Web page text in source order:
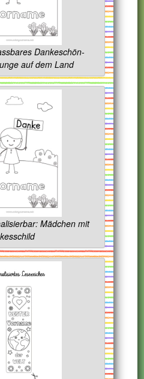
Dankeschön-
auf dem Land
Mädchen mit